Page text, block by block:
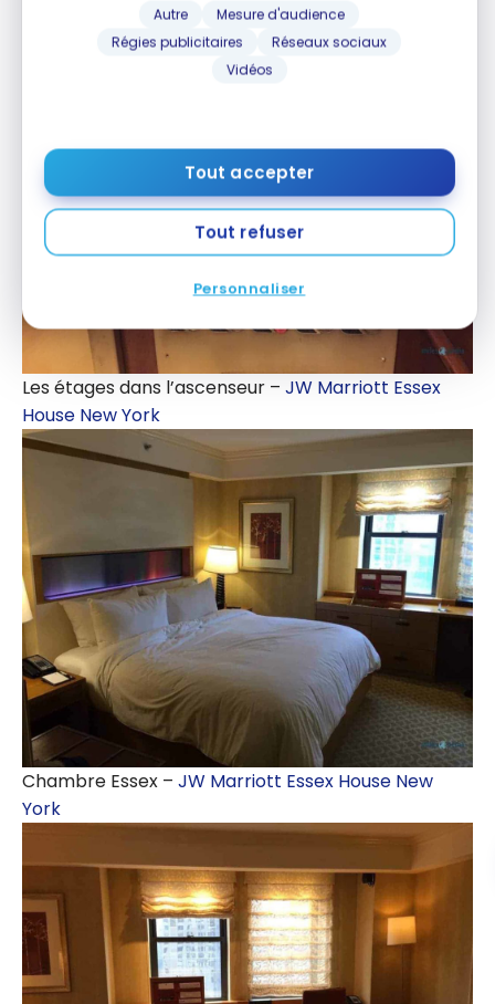
Autre
Mesure d'audience
Régies publicitaires
Réseaux sociaux
Vidéos
Tout accepter
Tout refuser
Personnaliser
Les étages dans l’ascenseur – JW Marriott Essex
House New York
Chambre Essex – JW Marriott Essex House New
York